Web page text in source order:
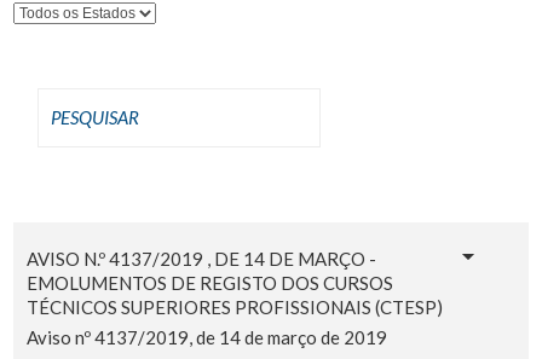
AVISO N.º 4137/2019 , DE 14 DE MARÇO -
EMOLUMENTOS DE REGISTO DOS CURSOS
TÉCNICOS SUPERIORES PROFISSIONAIS (CTESP)
Aviso nº 4137/2019, de 14 de março de 2019